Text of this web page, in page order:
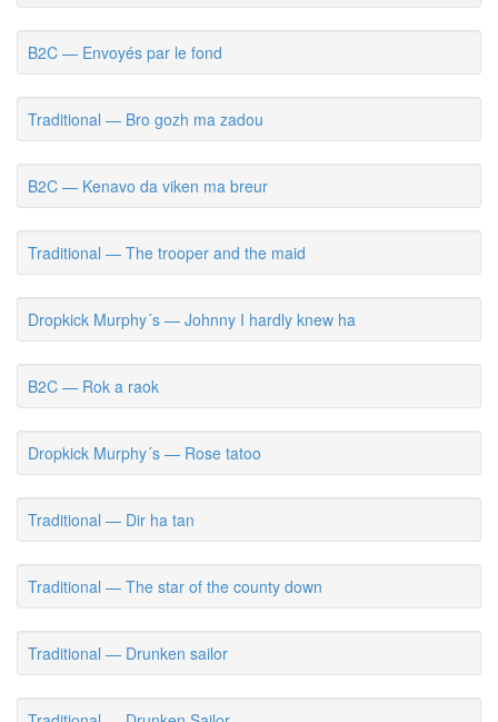
B2C — Envoyés par le fond
Traditional — Bro gozh ma zadou
B2C — Kenavo da viken ma breur
Traditional — The trooper and the maid
Dropkick Murphy´s — Johnny I hardly knew ha
B2C — Rok a raok
Dropkick Murphy´s — Rose tatoo
Traditional — Dir ha tan
Traditional — The star of the county down
Traditional — Drunken sailor